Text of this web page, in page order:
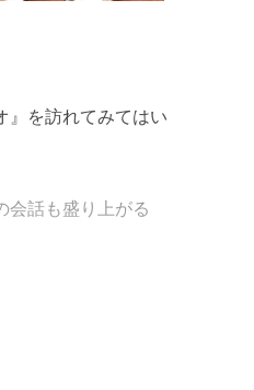
』を訪れてみてはい
会話も盛り上がる